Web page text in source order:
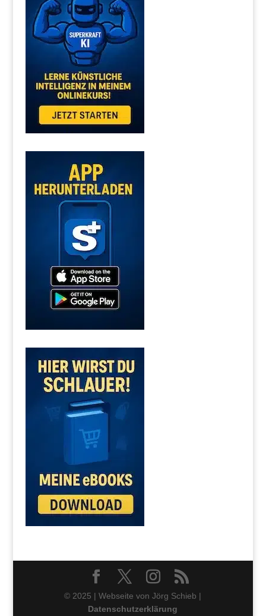
© 2025 | Webseite von Jörg Schieb |
Datenschutzerklärung